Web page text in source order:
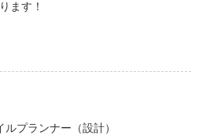
ます！
プランナー（設計）